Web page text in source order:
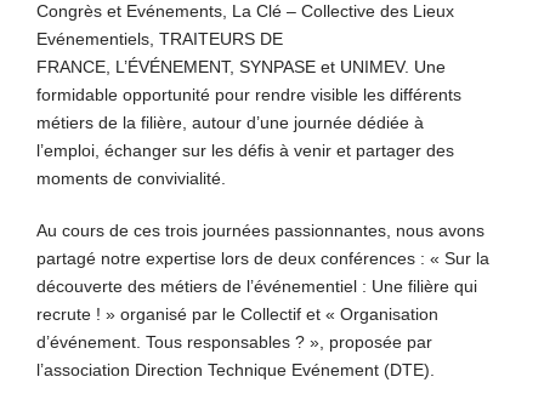
Congrès et Evénements, La Clé – Collective des Lieux
Evénementiels, TRAITEURS DE
FRANCE, L’ÉVÉNEMENT, SYNPASE et UNIMEV. Une
formidable opportunité pour rendre visible les différents
métiers de la filière, autour d’une journée dédiée à
l’emploi, échanger sur les défis à venir et partager des
moments de convivialité.
Au cours de ces trois journées passionnantes, nous avons
partagé notre expertise lors de deux conférences : « Sur la
découverte des métiers de l’événementiel : Une filière qui
recrute ! » organisé par le Collectif et « Organisation
d’événement. Tous responsables ? », proposée par
l’association Direction Technique Evénement (DTE).